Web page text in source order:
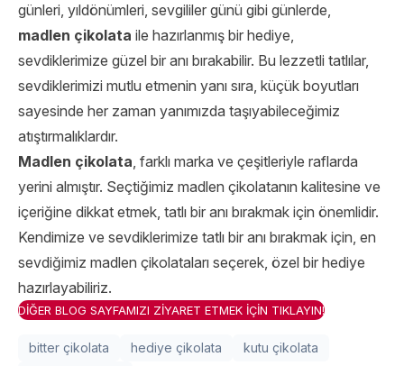
günleri, yıldönümleri, sevgililer günü gibi günlerde,
madlen çikolata ile hazırlanmış bir hediye,
sevdiklerimize güzel bir anı bırakabilir. Bu lezzetli tatlılar,
sevdiklerimizi mutlu etmenin yanı sıra, küçük boyutları
sayesinde her zaman yanımızda taşıyabileceğimiz
atıştırmalıklardır.
Madlen çikolata, farklı marka ve çeşitleriyle raflarda
yerini almıştır. Seçtiğimiz madlen çikolatanın kalitesine ve
içeriğine dikkat etmek, tatlı bir anı bırakmak için önemlidir.
Kendimize ve sevdiklerimize tatlı bir anı bırakmak için, en
sevdiğimiz madlen çikolataları seçerek, özel bir hediye
hazırlayabiliriz.
DİĞER BLOG SAYFAMIZI ZİYARET ETMEK İÇİN TIKLAYIN!
bitter çikolata hediye çikolata
kutu çikolata